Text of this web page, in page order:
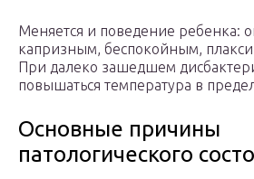
Меняется и поведение ребенка:
капризным, беспокойным,
При далеко зашедшем
повышаться температура в
Основные причины
патологического